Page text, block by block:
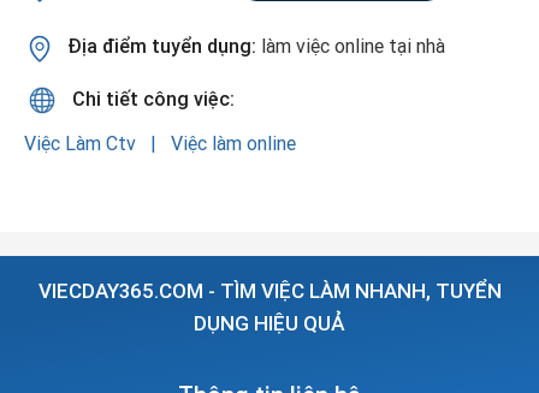
Địa điểm tuyển dụng: làm việc online tại nhà
Chi tiết công việc:
Việc Làm Ctv
Việc làm online
VIECDAY365.COM - TÌM VIỆC LÀM NHANH, TUYỂN
DỤNG HIỆU QUẢ